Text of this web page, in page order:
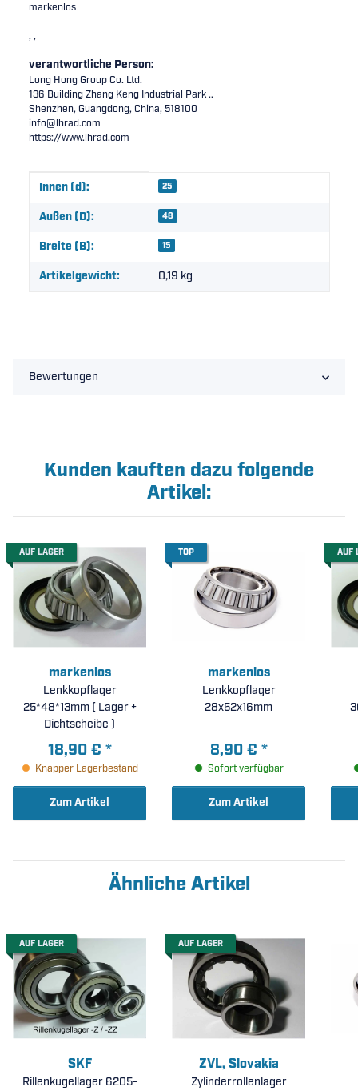
markenlos
, ,
verantwortliche Person:
Long Hong Group Co. Ltd.
136 Building Zhang Keng Industrial Park ..
Shenzhen, Guangdong, China, 518100
info@lhrad.com
https://www.lhrad.com
Produkteigenschaft
Wert
Innen (d): 25
Außen (D): 48
Breite (B): 15
Artikelgewicht: 0,19 kg
Bewertungen
Kunden kauften dazu folgende
Artikel:
AUF LAGER
markenlos
Lenkkopflager
25*48*13mm ( Lager +
Dichtscheibe )
18,90 € *
Knapper Lagerbestand
Zum Artikel
TOP
markenlos
Lenkkopflager
28x52x16mm
8,90 € *
Sofort verfügbar
Zum Artikel
AUF
Ähnliche Artikel
AUF LAGER
SKF
Rillenkugellager 6205-
AUF LAGER
ZVL, Slovakia
Zylinderrollenlager